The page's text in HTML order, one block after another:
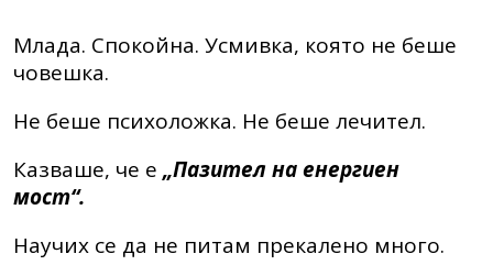
Млада. Спокойна. Усмивка, която не беше
човешка.
Не беше психоложка. Не беше лечител.
Казваше, че е „Пазител на енергиен
мост“.
Научих се да не питам прекалено много.